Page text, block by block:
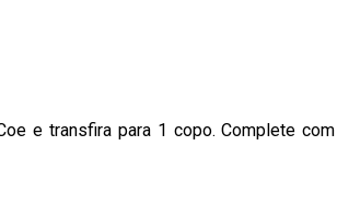
e transfira para 1 copo. Complete